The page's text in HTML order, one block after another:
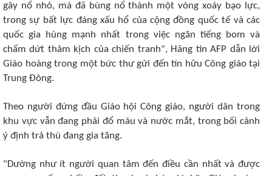
gây nổ nhỏ, mà đã bùng nổ thành một vòng xoáy bạo lực,
trong sự bất lực đáng xấu hổ của cộng đồng quốc tế và các
quốc gia hùng mạnh nhất trong việc ngăn tiếng bom và
chấm dứt thảm kịch của chiến tranh", Hãng tin AFP dẫn lời
Giáo hoàng trong một bức thư gửi đến tín hữu Công giáo tại
Trung Đông.
Theo người đứng đầu Giáo hội Công giáo, người dân trong
khu vực vẫn đang phải đổ máu và nước mắt, trong bối cảnh
ý định trả thù đang gia tăng.
"Dường như ít người quan tâm đến điều cần nhất và được